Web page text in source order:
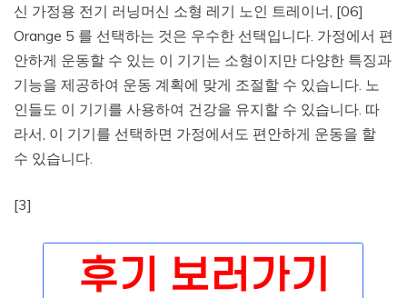
신 가정용 전기 러닝머신 소형 레기 노인 트레이너, [06]
Orange 5 를 선택하는 것은 우수한 선택입니다. 가정에서 편
안하게 운동할 수 있는 이 기기는 소형이지만 다양한 특징과
기능을 제공하여 운동 계획에 맞게 조절할 수 있습니다. 노
인들도 이 기기를 사용하여 건강을 유지할 수 있습니다. 따
라서, 이 기기를 선택하면 가정에서도 편안하게 운동을 할
수 있습니다.
[3]